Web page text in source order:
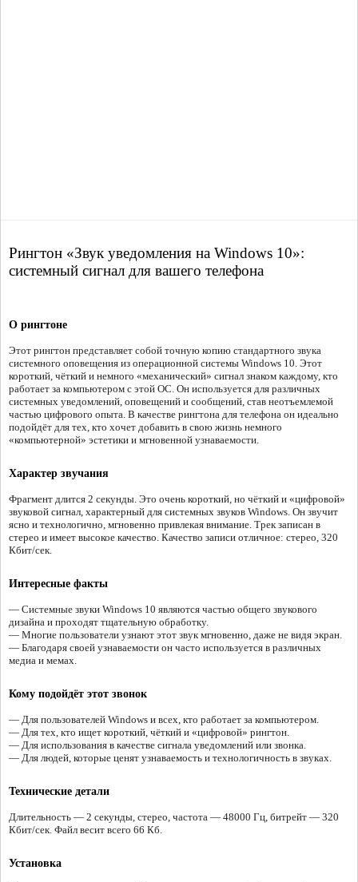
Рингтон «Звук уведомления на Windows 10»:
системный сигнал для вашего телефона
О рингтоне
Этот рингтон представляет собой точную копию стандартного звука
системного оповещения из операционной системы Windows 10. Этот
короткий, чёткий и немного «механический» сигнал знаком каждому, кто
работает за компьютером с этой ОС. Он используется для различных
системных уведомлений, оповещений и сообщений, став неотъемлемой
частью цифрового опыта. В качестве рингтона для телефона он идеально
подойдёт для тех, кто хочет добавить в свою жизнь немного
«компьютерной» эстетики и мгновенной узнаваемости.
Характер звучания
Фрагмент длится 2 секунды. Это очень короткий, но чёткий и «цифровой»
звуковой сигнал, характерный для системных звуков Windows. Он звучит
ясно и технологично, мгновенно привлекая внимание. Трек записан в
стерео и имеет высокое качество. Качество записи отличное: стерео, 320
Кбит/сек.
Интересные факты
— Системные звуки Windows 10 являются частью общего звукового
дизайна и проходят тщательную обработку.
— Многие пользователи узнают этот звук мгновенно, даже не видя экран.
— Благодаря своей узнаваемости он часто используется в различных
медиа и мемах.
Кому подойдёт этот звонок
— Для пользователей Windows и всех, кто работает за компьютером.
— Для тех, кто ищет короткий, чёткий и «цифровой» рингтон.
— Для использования в качестве сигнала уведомлений или звонка.
— Для людей, которые ценят узнаваемость и технологичность в звуках.
Технические детали
Длительность — 2 секунды, стерео, частота — 48000 Гц, битрейт — 320
Кбит/сек. Файл весит всего 66 Кб.
Установка